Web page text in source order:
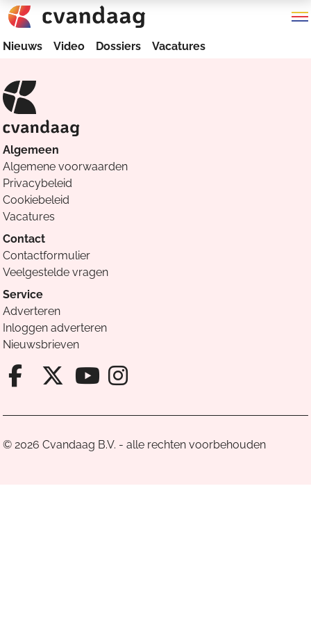
Nieuws Video Dossiers Vacatures
Algemeen
Algemene voorwaarden
Privacybeleid
Cookiebeleid
Vacatures
Contact
Contactformulier
Veelgestelde vragen
Service
Adverteren
Inloggen adverteren
Nieuwsbrieven
Facebook van Cvandaag
X van Cvandaag
Instagram van
© 2026 Cvandaag B.V. - alle rechten voorbehouden